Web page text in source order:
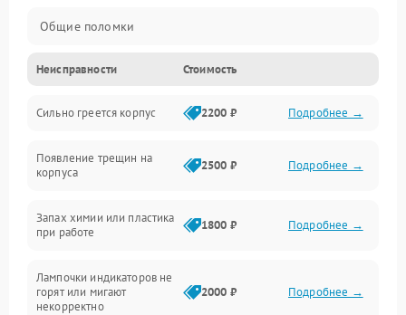
Общие поломки
Неисправность датчиков
Неисправность программного обеспечения
Проблемы с сигналом
Батарея
Неисправности Стоимость
Сильно греется корпус 2200 ₽ Подробнее →
Появление трещин на
корпуса
2500 ₽ Подробнее →
Запах химии или пластика
при работе
1800 ₽ Подробнее →
Лампочки индикаторов не
горят или мигают
некорректно
2000 ₽ Подробнее →